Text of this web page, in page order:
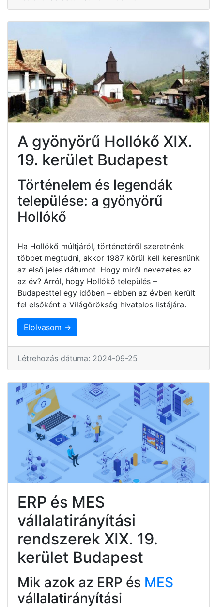
A gyönyörű Hollókő XIX.
19. kerület Budapest
Történelem és legendák
települése: a gyönyörű
Hollókő
Ha Hollókő múltjáról, történetéről szeretnénk
többet megtudni, akkor 1987 körül kell keresnünk
az első jeles dátumot. Hogy miről nevezetes ez
az év? Arról, hogy Hollókő település –
Budapesttel egy időben – ebben az évben került
fel elsőként a Világörökség hivatalos listájára.
Elolvasom →
Létrehozás dátuma: 2024-09-25
ERP és MES
vállalatirányítási
rendszerek XIX. 19.
kerület Budapest
Mik azok az ERP és MES
vállalatirányítási